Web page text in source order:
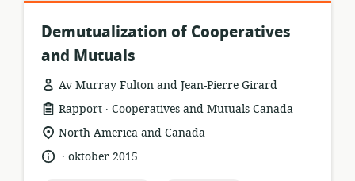
Demutualization of Cooperatives
and Mutuals
Av Murray Fulton and Jean-Pierre Girard
resursformat:
Rapport .
utgivare:
Cooperatives and Mutuals Canada
relevant
plats:
North America and Canada
språk:
.
publiceringsdatum:
oktober 2015